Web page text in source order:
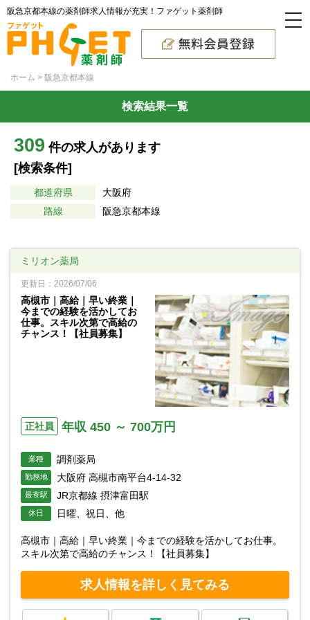
阪急京都本線の薬剤師求人情報が充実！ファゲット薬剤師
ホーム 阪急京都本線
検索結果一覧
309 件の求人があります
[検索条件]
都道府県
大阪府
路線
阪急京都本線
ミリオン薬局
更新日：2026/07/06
高槻市｜高給｜早い終業｜
今までの経験を活かしてお
仕事。スキル次第で高給の
チャンス！【社員募集】
正社員 年収 450 ～ 700万円
業種 調剤薬局
勤務地 大阪府 高槻市南平台4-14-32
最寄駅 JR京都線 摂津富田駅
休日 日曜、祝日、他
高槻市｜高給｜早い終業｜今までの経験を活かしてお仕事。
スキル次第で高給のチャンス！【社員募集】
求人情報を詳しく見てみる